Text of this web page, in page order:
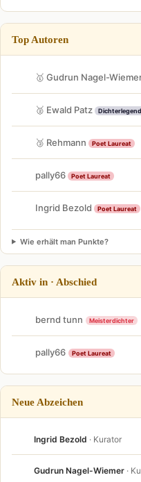
Top Autoren
🥇 Gudrun Nagel-
🥈 Ewald Patz
🥉 Rehmann Poet Laureat
pally66 Poet Laureat
Ingrid Bezold Poet Laureat
Wie erhält man Punkte?
Aktiv in · Abschied
bernd tunn Meisterdichter
pally66 Poet Laureat
Neue Abzeichen
Ingrid Bezold · Kurator
Gudrun Nagel-Wiemer ·